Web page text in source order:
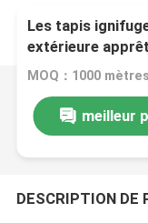
Les tapis
extérieure
meilleur
DESCRIPTION DE